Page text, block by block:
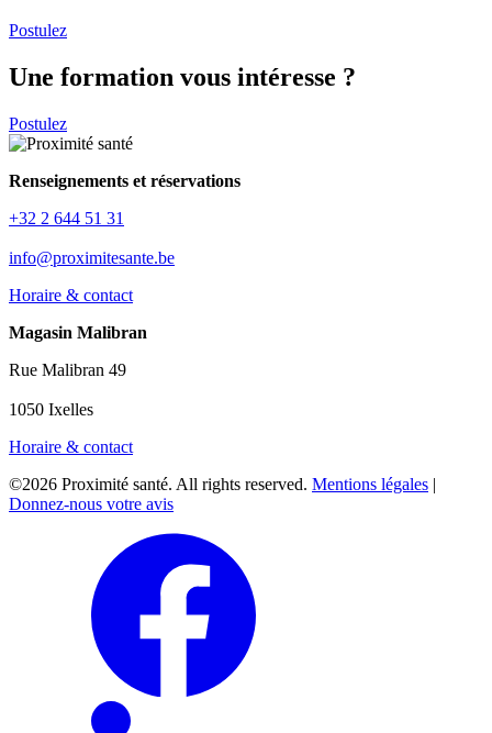
Postulez
Une formation vous intéresse ?
Postulez
Renseignements et réservations
+32 2 644 51 31
info@proximitesante.be
Horaire & contact
Magasin Malibran
Rue Malibran 49
1050 Ixelles
Horaire & contact
©2026 Proximité santé. All rights reserved. Mentions légales |
Donnez-nous votre avis